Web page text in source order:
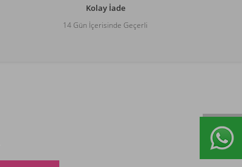
Kolay İade
14 Gün İçerisinde Geçerli